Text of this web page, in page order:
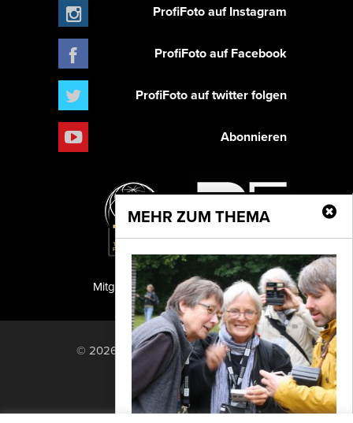
MEHR ZUM THEMA
ProfiFoto auf Instagram
ProfiFoto auf Facebook
ProfiFoto auf twitter folgen
Abonnieren
PF Publishing GmbH
Mitglied der TIPA
© 2026 PF Publishing GmbH. All rights
reserved.
Nach oben